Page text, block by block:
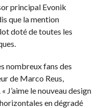
principal Evonik
que la mention
doté de toutes les
nombreux fans des
de Marco Reus,
le nouveau design
en dégradé